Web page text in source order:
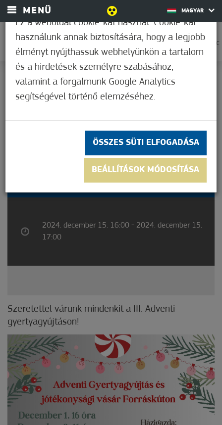
MENÜ MAGYAR
0
30,6°C
Nem értékelt
III. ADVENTI
GYERTYAGYÚJTÁS
2024. december 15. 16:00 - 2024. december 15.
17:00
Szeretettel várunk mindenkit a III. Adventi
gyertyagyújtáson!
Ez a weboldal cookie-kat használ. Cookie-kat
használunk annak biztosítására, hogy a legjobb
élményt nyújthassuk webhelyünkön a tartalom
és a hirdetések személyre szabásához,
valamint a forgalmunk Google Analytics
segítségével történő elemzéséhez.
ÖSSZES SÜTI ELFOGADÁSA
BEÁLLÍTÁSOK MÓDOSÍTÁSA